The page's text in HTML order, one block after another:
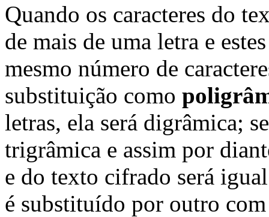
Quando os caracteres do
de mais de uma letra e
mesmo número de
substituição como
letras, ela será digrâmica;
trigrâmica e assim por
e do texto cifrado será
é substituído por outro